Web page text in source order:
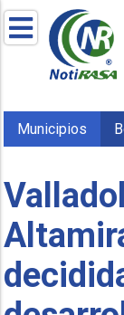
Municipios